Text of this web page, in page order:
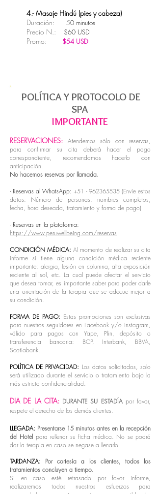
4.- Masaje Hindú (pies y cabeza)
Duración:
50 minutos
Precio N.: $60 USD
Promo: $54 USD
POLÍTICA Y PROTOCOLO DE
SPA
IMPORTANTE
RESERVACIONES: Atendemos sólo con reservas,
para confirmar su cita deberá hacer el pago
correspondiente, recomendamos hacerlo con
anticipación.
No hacemos reservas por llamada.
- Reservas al WhatsApp: +51 - 962365535 (Envíe estos
datos: Número de personas, nombres completos,
fecha, hora deseada, tratamiento y forma de pago)
- Reservas en la plataforma:
https://www.peruwellbeing.com/reservas
CONDICIÓN MÉDICA: Al momento de realizar su cita
informe si tiene alguna condición médica reciente
importante: alergia, lesión en columna, alta exposición
reciente al sol, etc. La cual puede afectar el servicio
que desea tomar, es importante saber para poder darle
una orientación de la terapia que se adecue mejor a
su condición.
FORMA DE PAGO: Estas promociones son exclusivas
para nuestros seguidores en Facebook y/o Instagram,
válido para pagos con Yape, Plin, depósito o
transferencia bancaria: BCP, Interbank, BBVA,
Scotiabank.
POLÍTICA DE PRIVACIDAD: Los datos solicitados, solo
será utilizado durante el servicio o tratamiento bajo la
más estricta confidencialidad.
DIA DE LA CITA: DURANTE SU ESTADÍA por favor,
respete el derecho de los demás clientes.
LLEGADA: Presentarse 15 minutos antes en la recepción
del Hotel para rellenar su ficha médica. No se podrá
dar la terapia en caso se negase a llenarlo.​
TARDANZA: Por cortesía a los clientes, todos los
tratamientos concluyen a tiempo.
Si en caso esté retrasado por favor informe,
realizaremos todos nuestros esfuerzos para